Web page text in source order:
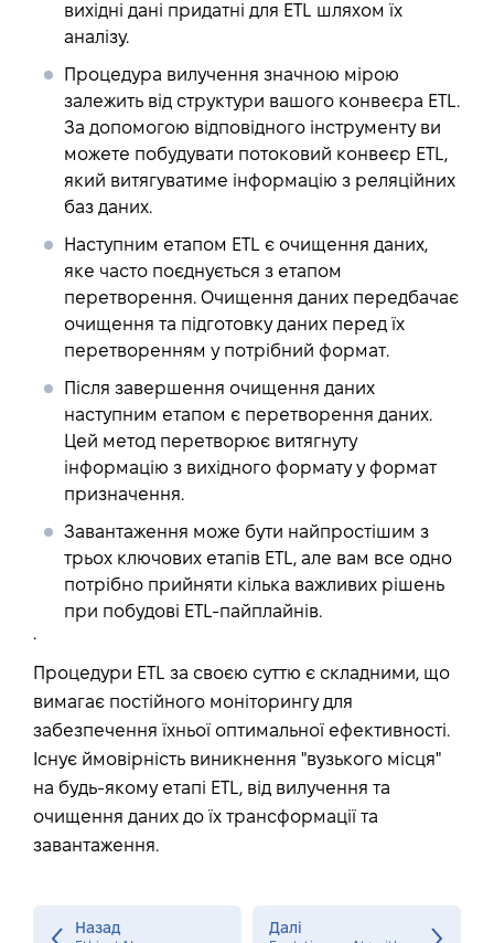
вихідні дані придатні для ETL шляхом їх
аналізу.
Процедура вилучення значною мірою
залежить від структури вашого конвеєра ETL.
За допомогою відповідного інструменту ви
можете побудувати потоковий конвеєр ETL,
який витягуватиме інформацію з реляційних
баз даних.
Наступним етапом ETL є очищення даних,
яке часто поєднується з етапом
перетворення. Очищення даних передбачає
очищення та підготовку даних перед їх
перетворенням у потрібний формат.
Після завершення очищення даних
наступним етапом є перетворення даних.
Цей метод перетворює витягнуту
інформацію з вихідного формату у формат
призначення.
Завантаження може бути найпростішим з
трьох ключових етапів ETL, але вам все одно
потрібно прийняти кілька важливих рішень
при побудові ETL-пайплайнів.
.
Процедури ETL за своєю суттю є складними, що
вимагає постійного моніторингу для
забезпечення їхньої оптимальної ефективності.
Існує ймовірність виникнення "вузького місця"
на будь-якому етапі ETL, від вилучення та
очищення даних до їх трансформації та
завантаження.
Назад Далі